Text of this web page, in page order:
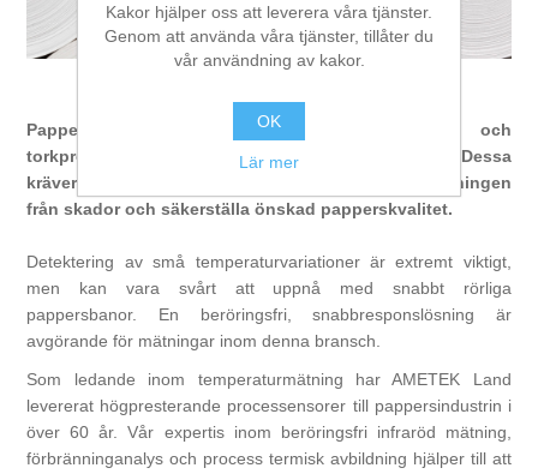
Temperaturmätning
Papperets kvalitet varierar beroende på vals- och
torkprocesserna som används vid produktionen. Dessa
kräver temperaturövervakning för att skydda utrustningen
från skador och säkerställa önskad papperskvalitet.
Detektering av små temperaturvariationer är extremt viktigt,
men kan vara svårt att uppnå med snabbt rörliga
pappersbanor. En beröringsfri, snabbresponslösning är
avgörande för mätningar inom denna bransch.
Som ledande inom temperaturmätning har AMETEK Land
levererat högpresterande processensorer till pappersindustrin i
över 60 år. Vår expertis inom beröringsfri infraröd mätning,
förbränninganalys och process termisk avbildning hjälper till att
Kakor hjälper oss att leverera våra tjänster.
Genom att använda våra tjänster, tillåter du
vår användning av kakor.
OK
Lär mer